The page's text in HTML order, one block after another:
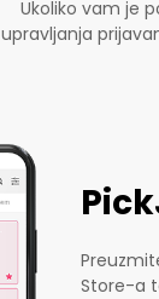
Ukoliko vam je
upravljanja
Store-a